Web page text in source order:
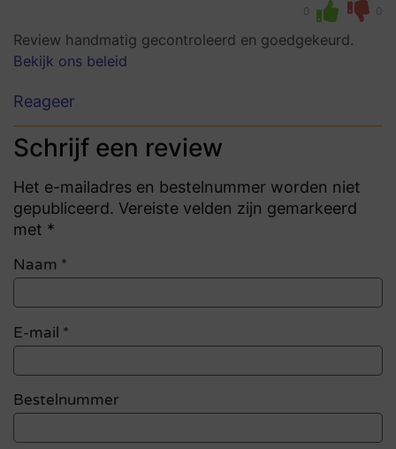
0 0
Review handmatig gecontroleerd en goedgekeurd.
Bekijk ons beleid
Reageer
Schrijf een review
Het e-mailadres en bestelnummer worden niet
gepubliceerd. Vereiste velden zijn gemarkeerd
met *
Naam *
E-mail *
Bestelnummer